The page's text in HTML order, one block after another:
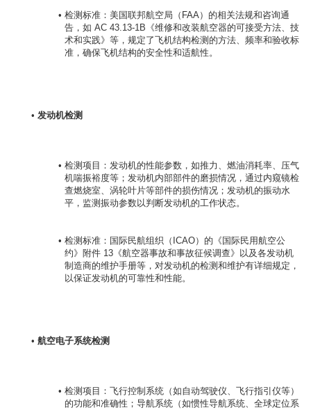
检测标准：美国联邦航空局（FAA）的相关法规和咨询通
告，如 AC 43.13-1B《维修和改装航空器的可接受方法、技
术和实践》等，规定了飞机结构检测的方法、频率和验收标
准，确保飞机结构的安全性和适航性。
发动机检测
检测项目：发动机的性能参数，如推力、燃油消耗率、压气
机喘振裕度等；发动机内部部件的磨损情况，通过内窥镜检
查燃烧室、涡轮叶片等部件的损伤情况；发动机的振动水
平，监测振动参数以判断发动机的工作状态。
检测标准：国际民航组织（ICAO）的《国际民用航空公
约》附件 13《航空器事故和事故征候调查》以及各发动机
制造商的维护手册等，对发动机的检测和维护有详细规定，
以保证发动机的可靠性和性能。
航空电子系统检测
检测项目：飞行控制系统（如自动驾驶仪、飞行指引仪等）
的功能和准确性；导航系统（如惯性导航系统、全球定位系